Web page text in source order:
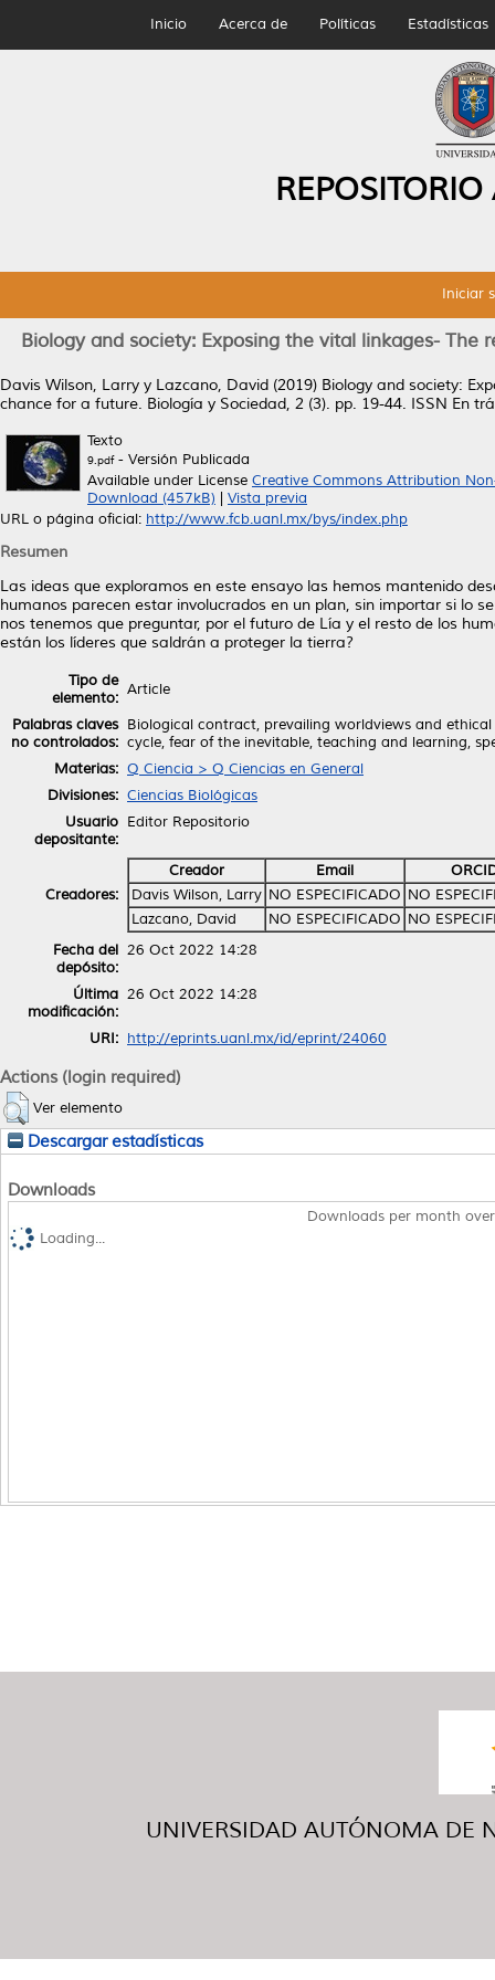
Inicio Acerca de Políticas Estadísticas
Iniciar
Biology and society: Exposing the vital linkages-
Davis Wilson, Larry y Lazcano, David (2019) Biology and society:
chance for a future. Biología y Sociedad, 2 (3). pp. 19-44. ISSN En
Texto
9.pdf- Versión Publicada
Available under License Creative Commons Attribution
Download (457kB)
Vista previa
URL o página oficial: http://www.fcb.uanl.mx/bys/index.php
Resumen
Las ideas que exploramos en este ensayo las hemos mantenido
humanos parecen estar involucrados en un plan, sin importar si lo
nos tenemos que preguntar, por el futuro de Lía y el resto de los
están los líderes que saldrán a proteger la tierra?
Tipo de
elemento: Article
Palabras claves
no controlados:
Biological contract, prevailing worldviews and
cycle, fear of the inevitable, teaching and learning,
Materias: Q Ciencia > Q Ciencias en General
Divisiones: Ciencias Biológicas
Usuario
depositante:
Editor Repositorio
Creadores:
Creador Email
Davis Wilson, Larry NO ESPECIFICADO NO
Lazcano, David
NO ESPECIFICADO NO
Fecha del
depósito:
26 Oct 2022 14:28
Última
modificación:
26 Oct 2022 14:28
URI: http://eprints.uanl.mx/id/eprint/24060
Actions (login required)
Ver elemento
Descargar estadísticas
Downloads
Downloads per month
Loading...
UNIVERSIDAD AUTÓNOMA DE